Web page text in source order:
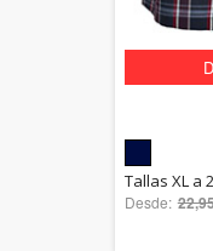
Tallas XL a
Desde: